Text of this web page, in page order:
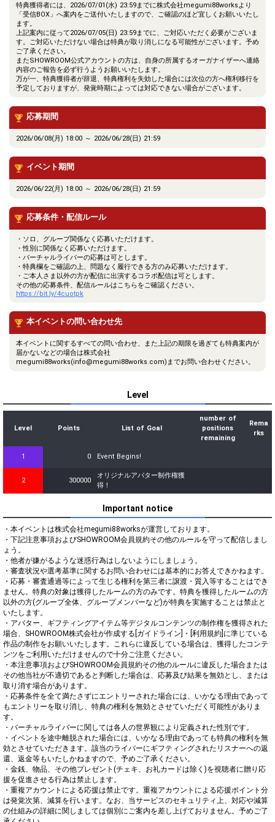
特典獲得者には、2026/07/01(水) 23:59までに株式会社megumi88worksより
「受信BOX」へ案内をご送付いたしますので、ご確認のほど宜しくお願いいたし
ます。
上記案内に従って2026/07/05(日) 23:59までに、ご対応いただく必要がございま
す。ご対応いただけない場合は特典が取り消しになる可能性がございます。予め
ご了承ください。
またSHOWROOM公式アカウントの方は、自身の所属するオーガナイザーへ連絡
内容のご報告を必ず行うようお願いいたします。
万が一、特典獲得者が辞退、特典権利を失効した場合には次位の方へ権利移行を
予定しておりますが、発覚時期によっては対応できない場合がございます。
応募期間
2026/06/08(月) 18:00 ～ 2026/06/28(日) 21:59
イベント期間
2026/06/22(月) 18:00 ～ 2026/06/28(日) 21:59
応募条件・配信ルール
・ソロ、グループ関係なく応募いただけます。
・性別に関係なく応募いただけます。
・バーチャルライバーの応募は可とします。
・特典欄をご確認の上、問題なく履行できる方のみ応募いただけます。
・ご本人さま以外の方が配信に出演するコラボ配信は可とします。
その他の応募条件、配信ルールはこちらをご確認ください。
https://bit.ly/4cuotpk
本イベントの問い合わせ先
本イベントに関するすべての問い合わせ、また上記の期限を過ぎても特典案内が
届かないなどの場合は株式会社
megumi88works(info@megumi88works.com)までお問い合わせください。
Level
Level Points List of Goal
number of
positions
remaining
Rema
rks
1 0 Event Begins!
2 300000
オリジナルアバター制作権獲
得！
Important notice
・本イベントは株式会社megumi88worksが運営しております。
・下記注意事項およびSHOWROOM会員規約その他のルールを守って配信しまし
ょう。
・他者が嫌がるような迷惑行為はしないようにしましょう。
・審査状況や選考基準に関するお問い合わせには基本的にお答えできかねます。
・応募・審査通過等によって生じる権利を第三者に譲渡・質入等することはでき
ません。特典の対象は獲得したルームの方のみです。特典を獲得したルームの方
以外の方(グループ全体、グループメンバーなど)が特典を実施することは禁止と
いたします。
・アバター、ギフティングアイテム等デジタルコンテンツの制作権を獲得された
場合、SHOWROOM株式会社が作成する[ガイドライン]・[利用規約]に準じている
作品の制作をお願いいたします。これらに違反している場合は、獲得したコンテ
ンツをご利用いただけませんので十分ご注意ください。
・本注意事項およびSHOWROOM会員規約その他のルールに違反した場合または
その他当社が不適切であると判断した場合は、応募及び結果を無効とし、または
取り消す場合があります。
・応募条件を全て満たさずにエントリーされた場合には、いかなる理由であって
もエントリーを取り消し、特典の権利を無効とさせていただく可能性がありま
す。
・バーチャルライバーに関しては各人の世界観により定義された性別です。
・イベントを途中離脱された場合には、いかなる理由であっても特典の権利を無
効とさせていただきます。該当のライバーにギフティングされたリスナーへの返
還、返金等もいたしかねますので、予めご了承ください。
・金銭、物品、その他プレゼント(チェキ、お礼カードは除く)を視聴者に贈り応
援を促進させる行為は禁止します。
・重複アカウントによる応援は禁止です。重複アカウントによる応援ポイント分
は発覚次第、減算を行います。なお、当サービスのセキュリティ上、対応や減算
の仕組みの詳細に関しましては個別にご案内を差し上げておりません。予めご了